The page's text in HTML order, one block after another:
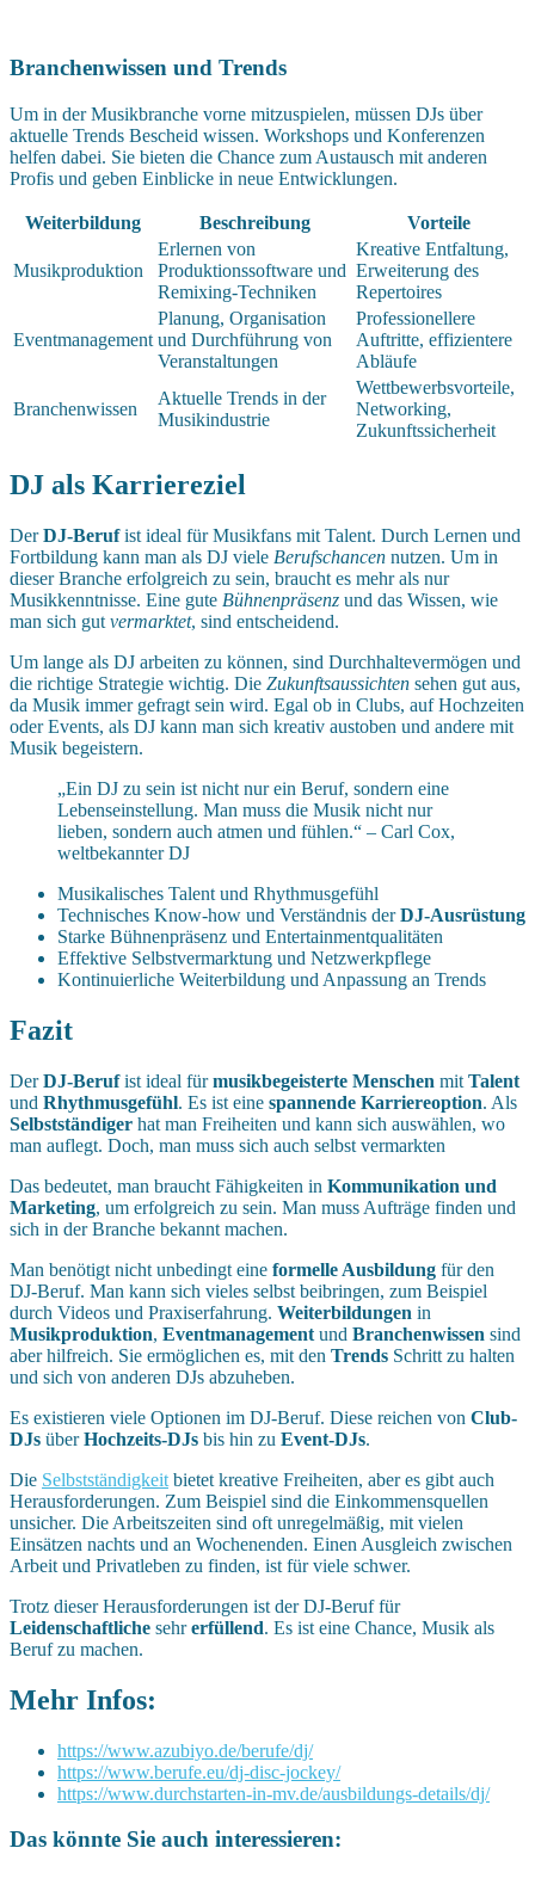
Branchenwissen und Trends
Um in der Musikbranche vorne mitzuspielen, müssen DJs über
aktuelle Trends Bescheid wissen. Workshops und Konferenzen
helfen dabei. Sie bieten die Chance zum Austausch mit anderen
Profis und geben Einblicke in neue Entwicklungen.
Weiterbildung Beschreibung Vorteile
Musikproduktion
Erlernen von
Produktionssoftware und
Remixing-Techniken
Kreative Entfaltung,
Erweiterung des
Repertoires
Eventmanagement
Planung, Organisation
und Durchführung von
Veranstaltungen
Professionellere
Auftritte, effizientere
Abläufe
Branchenwissen
Aktuelle Trends in der
Musikindustrie
Wettbewerbsvorteile,
Networking,
Zukunftssicherheit
DJ als Karriereziel
DerDJ-Berufist ideal für Musikfans mit Talent. Durch Lernen und
Fortbildung kann man als DJ viele Berufschancen nutzen. Um in
dieser Branche erfolgreich zu sein, braucht es mehr als nur
Musikkenntnisse. Eine gute Bühnenpräsenz und das Wissen, wie
man sich gut vermarktet, sind entscheidend.
Um lange als DJ arbeiten zu können, sind Durchhaltevermögen und
die richtige Strategie wichtig. Die Zukunftsaussichten sehen gut aus,
da Musik immer gefragt sein wird. Egal ob in Clubs, auf Hochzeiten
oder Events, als DJ kann man sich kreativ austoben und andere mit
Musik begeistern.
„Ein DJ zu sein ist nicht nur ein Beruf, sondern eine
Lebenseinstellung. Man muss die Musik nicht nur
lieben, sondern auch atmen und fühlen.“ – Carl Cox,
weltbekannter DJ
Musikalisches Talent und Rhythmusgefühl
Technisches Know-how und Verständnis derDJ-Ausrüstung
Starke Bühnenpräsenz und Entertainmentqualitäten
Effektive Selbstvermarktung und Netzwerkpflege
Kontinuierliche Weiterbildung und Anpassung an Trends
Fazit
DerDJ-Berufist ideal fürmusikbegeisterte Menschen mit Talent
und Rhythmusgefühl. Es ist eine spannende Karriereoption. Als
Selbstständiger hat man Freiheiten und kann sich auswählen, wo
man auflegt. Doch, man muss sich auch selbst vermarkten
Das bedeutet, man braucht Fähigkeiten in Kommunikation und
Marketing, um erfolgreich zu sein. Man muss Aufträge finden und
sich in der Branche bekannt machen.
Man benötigt nicht unbedingt eine formelle Ausbildung für den
DJ-Beruf. Man kann sich vieles selbst beibringen, zum Beispiel
durch Videos und Praxiserfahrung. Weiterbildungen in
Musikproduktion, Eventmanagement und Branchenwissen sind
aber hilfreich. Sie ermöglichen es, mit den Trends Schritt zu halten
und sich von anderen DJs abzuheben.
Es existieren viele Optionen im DJ-Beruf. Diese reichen von Club-
DJs überHochzeits-DJs bis hin zu Event-DJs.
Die Selbstständigkeit bietet kreative Freiheiten, aber es gibt auch
Herausforderungen. Zum Beispiel sind die Einkommensquellen
unsicher. Die Arbeitszeiten sind oft unregelmäßig, mit vielen
Einsätzen nachts und an Wochenenden. Einen Ausgleich zwischen
Arbeit und Privatleben zu finden, ist für viele schwer.
Trotz dieser Herausforderungen ist der DJ-Beruf für
Leidenschaftliche sehrerfüllend. Es ist eine Chance, Musik als
Beruf zu machen.
Mehr Infos:
https://www.azubiyo.de/berufe/dj/
https://www.berufe.eu/dj-disc-jockey/
https://www.durchstarten-in-mv.de/ausbildungs-details/dj/
Das könnte Sie auch interessieren: